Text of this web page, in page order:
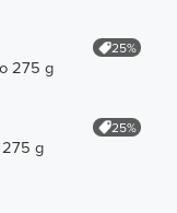
25%
275 g
25%
275 g